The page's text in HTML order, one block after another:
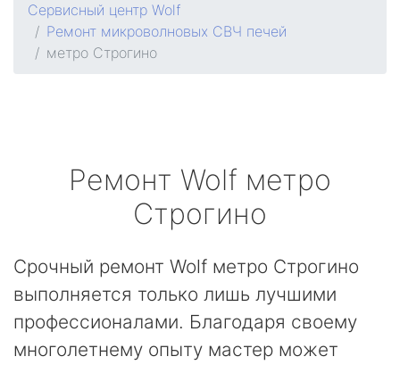
Сервисный центр Wolf
Ремонт микроволновых СВЧ печей
метро Строгино
Ремонт Wolf метро
Строгино
Срочный ремонт Wolf метро Строгино
выполняется только лишь лучшими
профессионалами. Благодаря своему
многолетнему опыту мастер может